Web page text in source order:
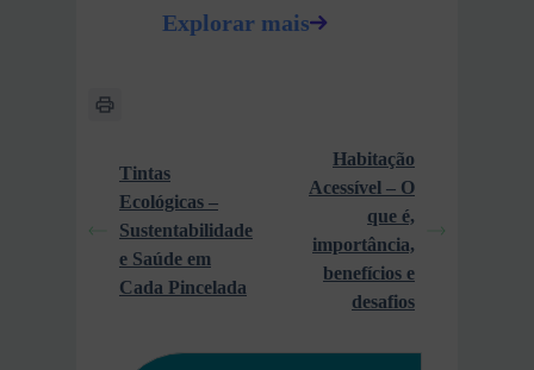
Explorar mais
Tintas
Ecológicas –
Sustentabilidade
e Saúde em
Cada Pincelada
Habitação
Acessível – O
que é,
importância,
benefícios e
desafios